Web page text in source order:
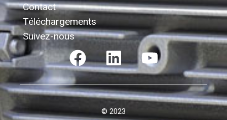
Contact
Téléchargements
Suivez-nous
© 2023